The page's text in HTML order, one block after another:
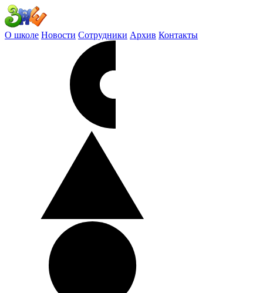
О школе Новости Сотрудники Архив Контакты